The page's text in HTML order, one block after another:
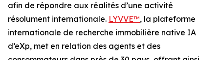
afin de répondre aux réalités d’une activité
résolument internationale. LYVVE™, la plateforme
internationale de recherche immobilière native IA
d’eXp, met en relation des agents et des